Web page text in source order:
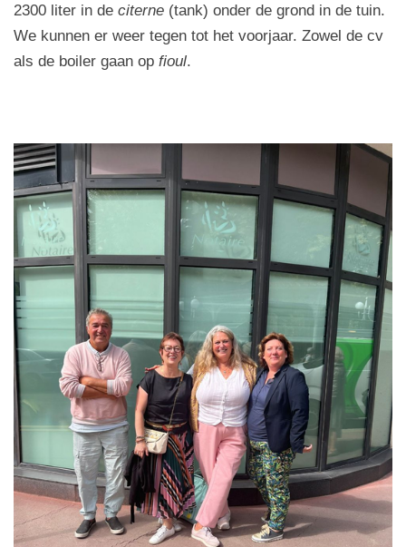
2300 liter in de citerne (tank) onder de grond in de tuin.
We kunnen er weer tegen tot het voorjaar. Zowel de cv
als de boiler gaan op fioul.